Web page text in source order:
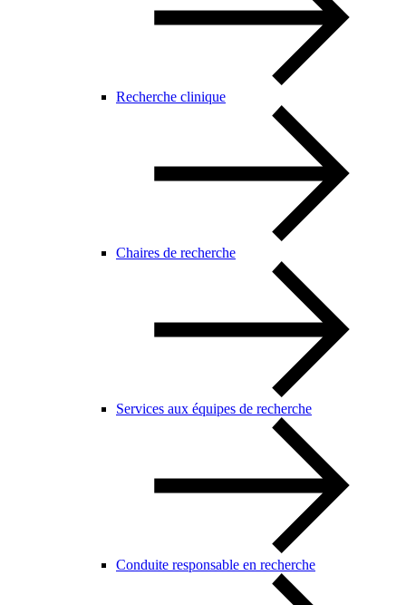
Recherche clinique
Chaires de recherche
Services aux équipes de recherche
Conduite responsable en recherche